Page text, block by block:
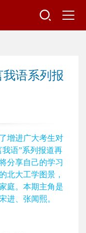
我语系列报
增进广大考生对
语”系列报道再
分享自己的学习
北大工学图景，
庭。本期主角是
进、张闻熙。